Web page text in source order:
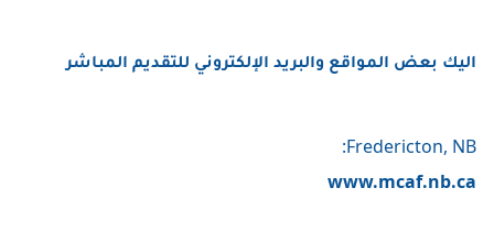
اليك بعض المواقع والبريد الإلكتروني للتقديم المباشر
Fredericton, NB:
www.mcaf.nb.ca